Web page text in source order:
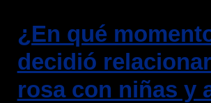
¿En qué
decidió
rosa con niñas y